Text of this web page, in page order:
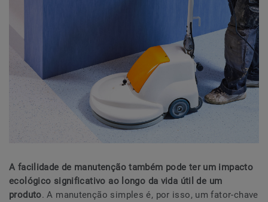
A facilidade de manutenção também pode ter um impacto
ecológico significativo ao longo da vida útil de um
produto. A manutenção simples é, por isso, um fator-chave